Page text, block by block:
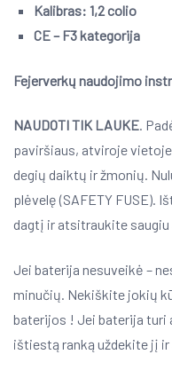
Kalibras: 1,2 colio
CE – F3 kategorija
Fejerverkų naudojimo
NAUDOTI TIK LAUKE.
paviršiaus, atviroje
degių daiktų ir žmonių.
plėvelę (SAFETY FUSE).
dagtį ir atsitraukite saugiu
Jei baterija nesuveikė –
minučių. Nekiškite jokių
baterijos ! Jei baterija turi
ištiestą ranką uždekite jį